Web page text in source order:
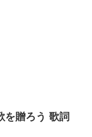
を贈ろう 歌詞